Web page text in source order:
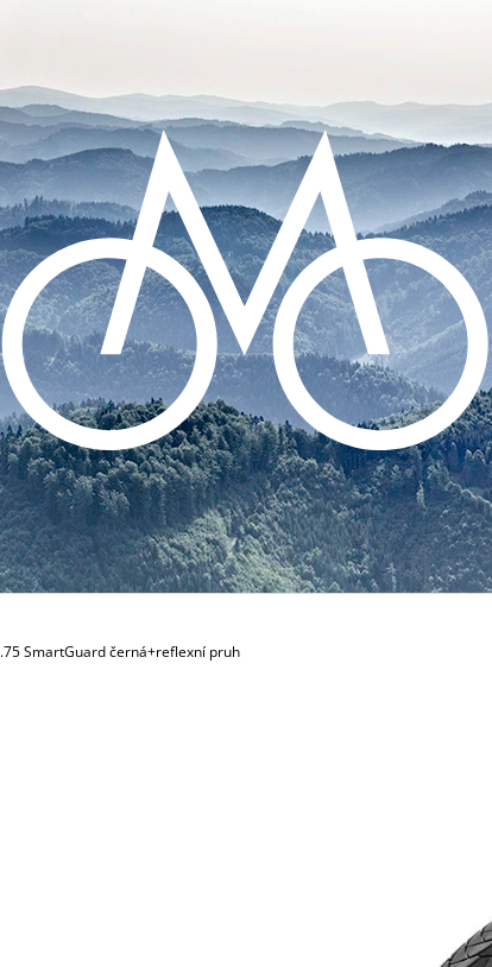
SmartGuard černá+reflexní pruh
CO POTŘEBUJETE NAJÍT?
HLEDAT
DOPORUČUJEME
BLIKAČKA KNOG PLUS REAR -
Kč